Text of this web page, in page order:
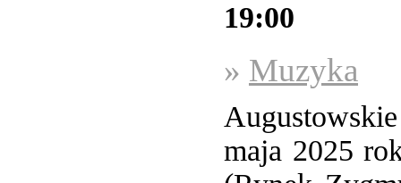
19:00
» Muzyka
maja 2025